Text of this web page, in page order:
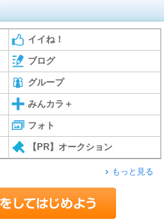
イイね！
ブログ
グループ
みんカラ＋
フォト
【PR】オークション
もっと見る